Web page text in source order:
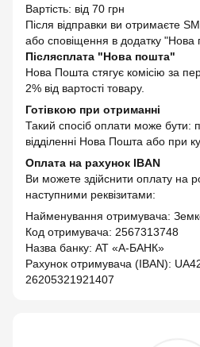
Вартість: від 70 грн
Після відправки ви отримаєте
або сповіщення в додатку "Нова
Післясплата "Нова пошта"
Нова Пошта стягує комісію за
2% від вартості товару.
Готівкою при отриманні
Такий спосіб оплати може бути:
відділенні Нова Пошта або при
Оплата на рахунок IBAN
Ви можете здійснити оплату на
наступними реквізитами:
Найменування отримувача:
Код отримувача: 2567313748
Назва банку: АТ «А-БАНК»
Рахунок отримувача (IBAN):
26205321921407